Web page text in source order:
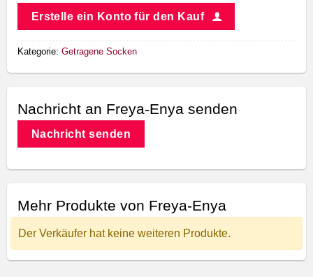
Erstelle ein Konto für den Kauf
Kategorie: Getragene Socken
Nachricht an Freya-Enya senden
Nachricht senden
Mehr Produkte von Freya-Enya
Der Verkäufer hat keine weiteren Produkte.